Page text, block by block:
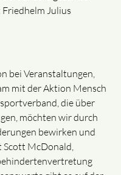
Friedhelm Julius
bei Veranstaltungen,
mit der Aktion Mensch
die über
möchten wir durch
bewirken und
Scott McDonald,